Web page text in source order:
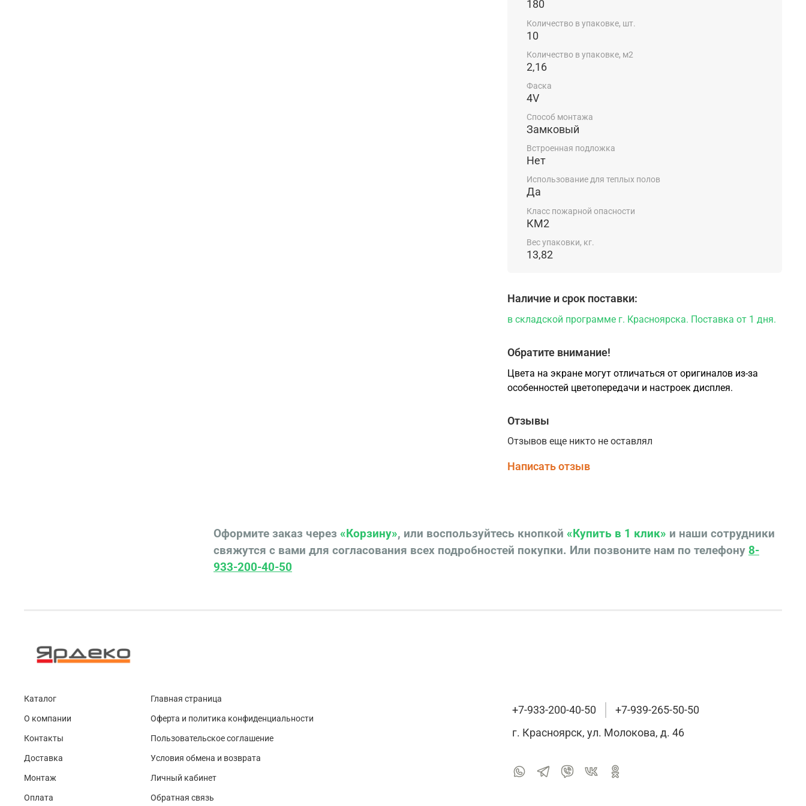
180
Количество в упаковке, шт.
10
Количество в упаковке, м2
2,16
Фаска
4V
Способ монтажа
Замковый
Встроенная подложка
Нет
Использование для теплых полов
Да
Класс пожарной опасности
КМ2
Вес упаковки, кг.
13,82
Наличие и срок поставки:
в складской программе г. Красноярска. Поставка от 1 дня.
Обратите внимание!
Цвета на экране могут отличаться от оригиналов из-за
особенностей цветопередачи и настроек дисплея.
Отзывы
Отзывов еще никто не оставлял
Написать отзыв
Оформите заказ через «Корзину», или воспользуйтесь кнопкой «Купить в 1 клик» и наши сотрудники
свяжутся с вами для согласования всех подробностей покупки. Или позвоните нам по телефону 8-
933-200-40-50
Каталог
О компании
Контакты
Доставка
Монтаж
Оплата
Главная страница
Оферта и политика конфиденциальности
Пользовательское соглашение
Условия обмена и возврата
Личный кабинет
Обратная связь
+7-933-200-40-50
+7-939-265-50-50
г. Красноярск, ул. Молокова, д. 46